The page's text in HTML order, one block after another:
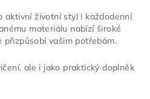
aktivní životní styl i každodenní
materiálu nabízí široké
přizpůsobí vašim potřebám.
ale i jako praktický doplněk